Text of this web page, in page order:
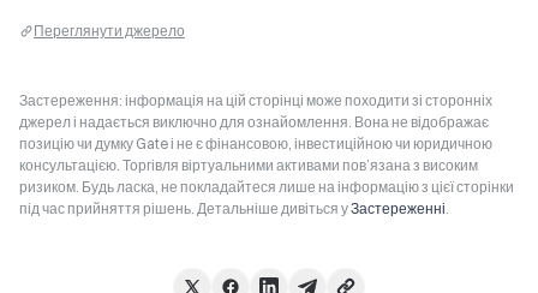
Переглянути джерело
Застереження: інформація на цій сторінці може походити зі сторонніх
джерел і надається виключно для ознайомлення. Вона не відображає
позицію чи думку Gate і не є фінансовою, інвестиційною чи юридичною
консультацією. Торгівля віртуальними активами пов’язана з високим
ризиком. Будь ласка, не покладайтеся лише на інформацію з цієї сторінки
під час прийняття рішень. Детальніше дивіться уЗастереженні.